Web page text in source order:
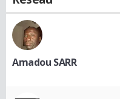
Amadou SARR